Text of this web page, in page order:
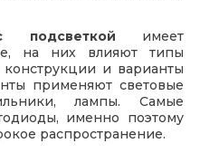
подсветкой имеет
на них влияют типы
и варианты
применяют световые
лампы. Самые
именно поэтому
распространение.